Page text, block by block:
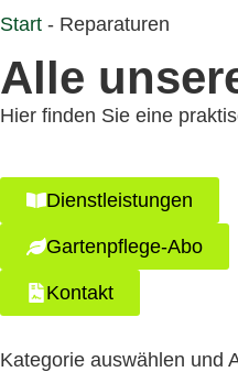
Start - Reparaturen
Alle
Hier finden Sie eine
Dienstleistungen
Gartenpflege-Abo
Kontakt
Kategorie auswählen und